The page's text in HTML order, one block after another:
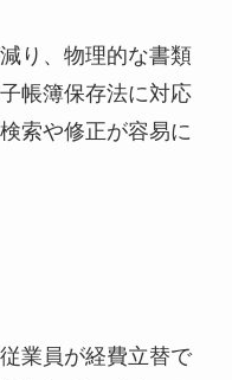
り、物理的な書類
帳簿保存法に対応
索や修正が容易に
業員が経費立替で